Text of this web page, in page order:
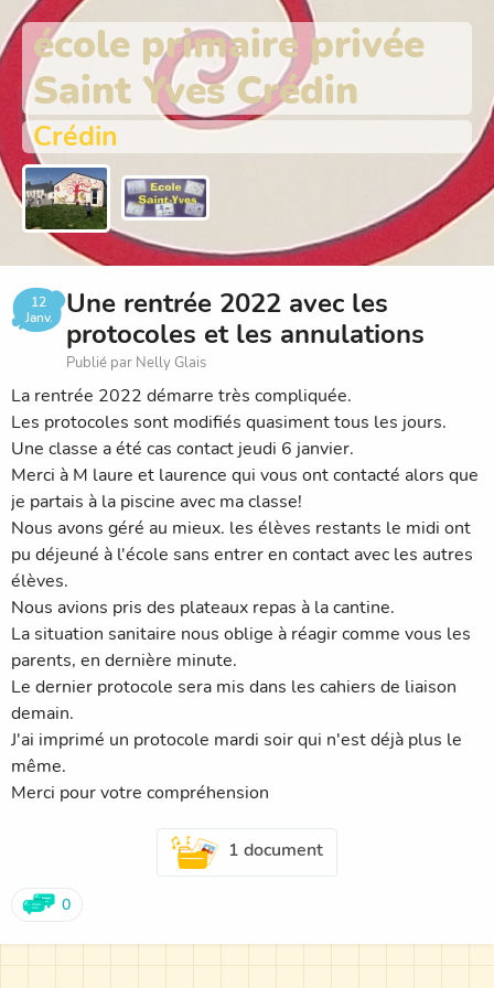
école primaire privée
Saint Yves Crédin
Crédin
12
Janv.
Une rentrée 2022 avec les
protocoles et les annulations
Publié par Nelly Glais
La rentrée 2022 démarre très compliquée.
Les protocoles sont modifiés quasiment tous les jours.
Une classe a été cas contact jeudi 6 janvier.
Merci à M laure et laurence qui vous ont contacté alors que
je partais à la piscine avec ma classe!
Nous avons géré au mieux. les élèves restants le midi ont
pu déjeuné à l'école sans entrer en contact avec les autres
élèves.
Nous avions pris des plateaux repas à la cantine.
La situation sanitaire nous oblige à réagir comme vous les
parents, en dernière minute.
Le dernier protocole sera mis dans les cahiers de liaison
demain.
J'ai imprimé un protocole mardi soir qui n'est déjà plus le
même.
Merci pour votre compréhension
1 document
0